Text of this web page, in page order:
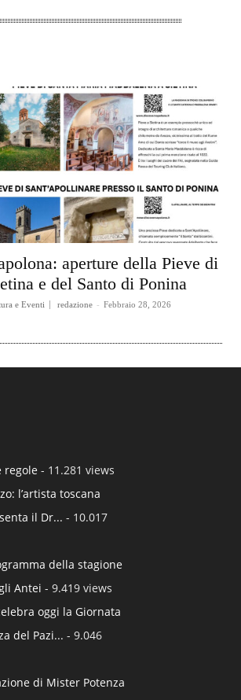
aperture della Pieve di
e del Santo di Ponina
e Eventi redazione - Febbraio 28, 2026
regole - 11.281 views
l’artista toscana
il Dr... - 10.017
della stagione
Antei - 9.419 views
oggi la Giornata
del Pazi... - 9.046
di Mister Potenza